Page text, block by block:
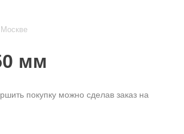
Москве
мм
покупку можно сделав заказ на